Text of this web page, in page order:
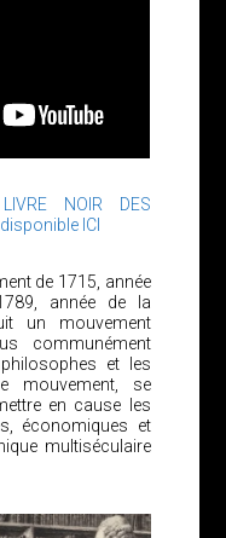
LIVRE NOIR DES
disponible ICI
de 1715, année
année de la
un mouvement
communément
et les
mouvement, se
en cause les
économiques et
multiséculaire